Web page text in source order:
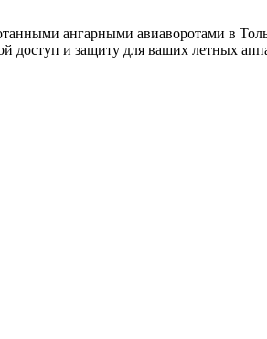
ангарными авиаворотами в
доступ и защиту для ваших летных